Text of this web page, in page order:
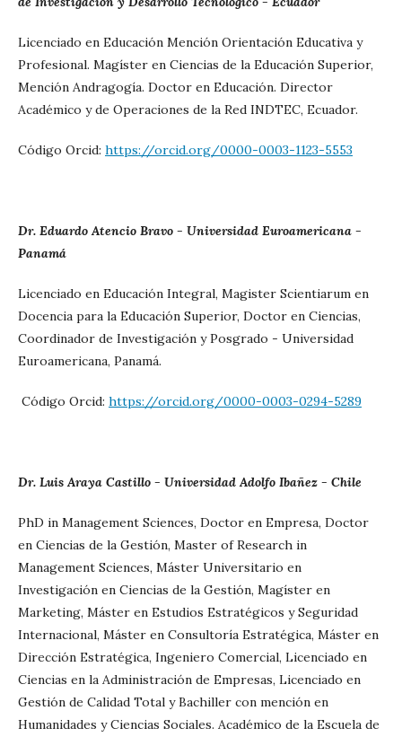
Licenciado en Educación Mención Orientación Educativa y
Profesional. Magíster en Ciencias de la Educación Superior,
Mención Andragogía. Doctor en Educación. Director
Académico y de Operaciones de la Red INDTEC, Ecuador.
Código Orcid: https://orcid.org/0000-0003-1123-5553
Dr. Eduardo Atencio Bravo - Universidad Euroamericana -
Panamá
Licenciado en Educación Integral, Magister Scientiarum en
Docencia para la Educación Superior, Doctor en Ciencias,
Coordinador de Investigación y Posgrado - Universidad
Euroamericana, Panamá.
Código Orcid: https://orcid.org/0000-0003-0294-5289
Dr. Luis Araya Castillo - Universidad Adolfo Ibañez - Chile
PhD in Management Sciences, Doctor en Empresa, Doctor
en Ciencias de la Gestión, Master of Research in
Management Sciences, Máster Universitario en
Investigación en Ciencias de la Gestión, Magíster en
Marketing, Máster en Estudios Estratégicos y Seguridad
Internacional, Máster en Consultoría Estratégica, Máster en
Dirección Estratégica, Ingeniero Comercial, Licenciado en
Ciencias en la Administración de Empresas, Licenciado en
Gestión de Calidad Total y Bachiller con mención en
Humanidades y Ciencias Sociales. Académico de la Escuela de